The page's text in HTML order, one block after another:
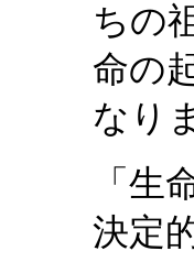
ちの
命の
なり
「生
決定